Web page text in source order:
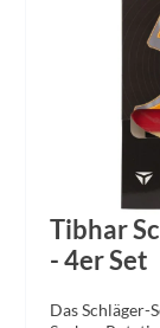
Tibhar
- 4er Set
Das Schläger-